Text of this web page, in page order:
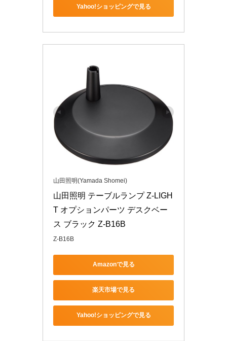
Yahoo!ショッピングで見る
山田照明(Yamada Shomei)
山田照明 テーブルランプ Z-LIGH
T オプションパーツ デスクベー
ス ブラック Z-B16B
Z-B16B
Amazonで見る
楽天市場で見る
Yahoo!ショッピングで見る